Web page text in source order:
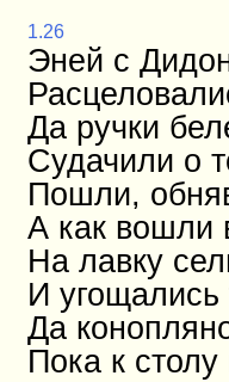
1.26
Эней с
Да ручки
Судачили о
Пошли,
А как вошли
На лавку
И угощались
Да
Пока к столу